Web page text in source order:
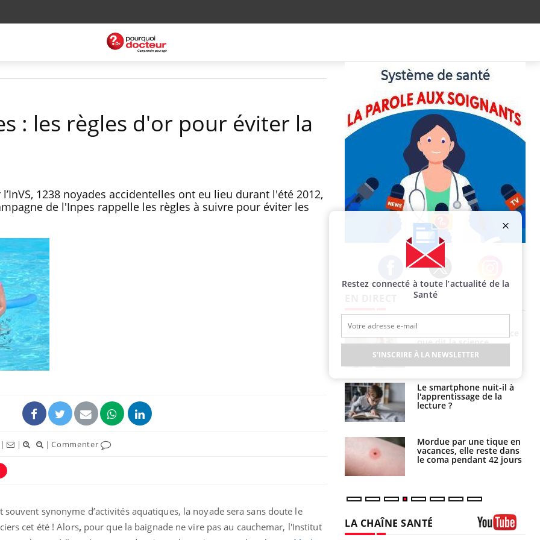
: les règles d'or pour éviter la
1238 noyades accidentelles ont eu lieu durant l'été 2012,
de l'Inpes rappelle les règles à suivre pour éviter les
| | |Commenter
souvent synonyme d’activités aquatiques, la noyade sera sans doute le
cet été ! Alors, pour que la baignade ne vire pas au cauchemar, l'Institut
Facebook Twitter Instagram
cancer ?
Pourquoi manger moins
de protéines pourrait
que dit la science
Le smartphone nuit-il à
l'apprentissage de la
lecture ?
Mordue par une tique en
vacances, elle reste dans
le coma pendant 42 jours
barracuda, une petite fille
secourue grâce à un
réflexe essentiel
Légionellose en Suisse :
quelle est l’origine de la
contamination ?
Allergies alimentaires :
une nouvelle arme contre
les réactions sévères
LA CHAÎNE SANTÉ
Restez connecté à toute l’actualité de la
Santé
S'INSCRIRE À LA NEWSLETTER